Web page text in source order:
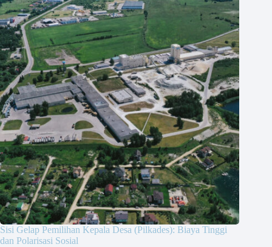
Sisi Gelap Pemilihan Kepala Desa (Pilkades): Biaya Tinggi
dan Polarisasi Sosial